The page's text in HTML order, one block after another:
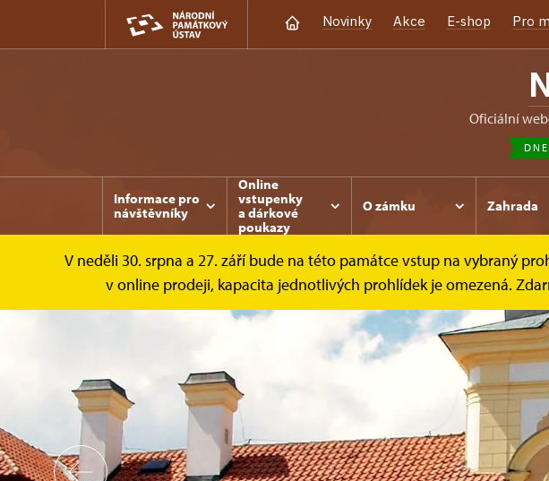
Novinky Akce E-shop Pro
oficiální
Informace pro
návštěvníky
Online
vstupenky
a dárkové
poukazy
O zámku Zahrada
V neděli 30. srpna a 27. září bude na této památce vstup na vybraný
v online prodeji, kapacita jednotlivých prohlídek je omezená.